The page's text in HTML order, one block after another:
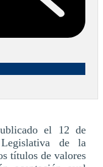
el 12 de
de la
títulos de valores